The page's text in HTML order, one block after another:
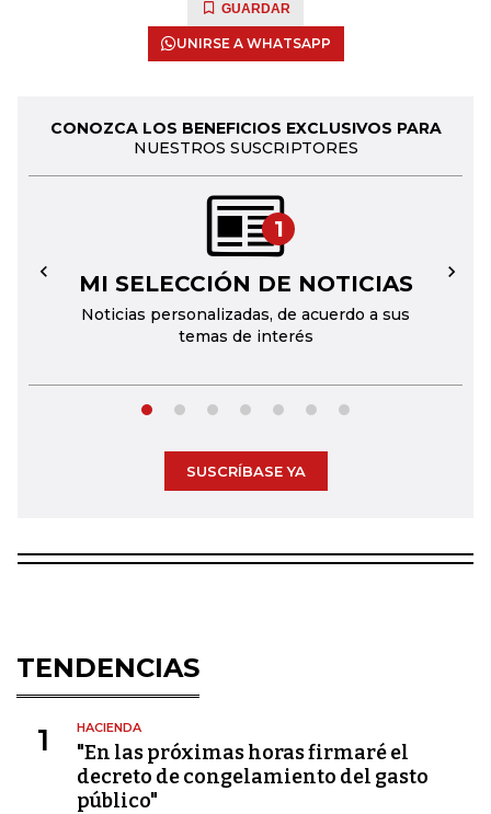
GUARDAR
UNIRSE A WHATSAPP
CONOZCA LOS BENEFICIOS EXCLUSIVOS PARA
NUESTROS SUSCRIPTORES
1
MI SELECCIÓN DE NOTICIAS
Noticias personalizadas, de acuerdo a sus
temas de interés
← →
SUSCRÍBASE YA
TENDENCIAS
1 HACIENDA
"En las próximas horas firmaré el
decreto de congelamiento del gasto
público"